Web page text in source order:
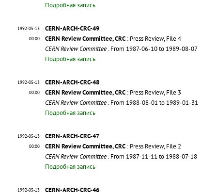
Подробная запись
1992-05-13
00:00
CERN-ARCH-CRC-49
CERN Review Committee, CRC : Press Review, File 4
CERN Review Committee. From 1987-06-10 to 1989-08-07
Подробная запись
1992-05-13
00:00
CERN-ARCH-CRC-48
CERN Review Committee, CRC : Press Review, File 3
CERN Review Committee. From 1988-08-01 to 1989-01-31
Подробная запись
1992-05-13
00:00
CERN-ARCH-CRC-47
CERN Review Committee, CRC : Press Review, File 2
CERN Review Committee. From 1987-11-11 to 1988-07-18
Подробная запись
1992-05-13
CERN-ARCH-CRC-46